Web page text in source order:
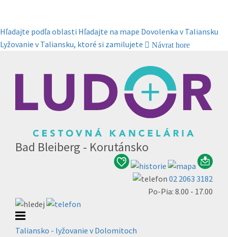
Hľadajte podľa oblasti Hľadajte na mape Dovolenka v Taliansku
Lyžovanie v Taliansku, ktoré si zamilujete
Návrat hore
Bad Bleiberg - Korutánsko
02 2063 3182
Po-Pia: 8.00 - 17.00
Taliansko - lyžovanie v Dolomitoch